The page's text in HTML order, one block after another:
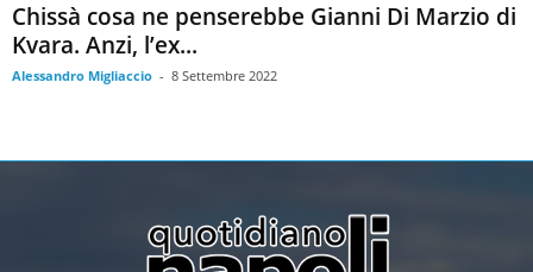
Chissà cosa ne penserebbe Gianni Di Marzio di
Kvara. Anzi, l’ex...
Alessandro Migliaccio - 8 Settembre 2022